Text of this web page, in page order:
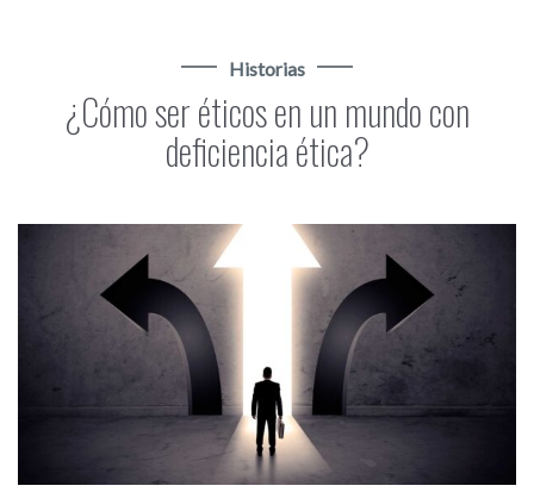
Historias
¿Cómo ser éticos en un mundo con
deficiencia ética?